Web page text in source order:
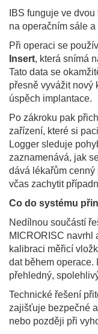
IBS funguje ve
na operačním sále
Při operaci se
Insert, která snímá
Tato data se
přesně vyvážit nový
úspěch implantace.
Po zákroku pak
zařízení, které si
Logger sleduje
zaznamenává, jak
dává lékařům
včas zachytit
Co do systému
Nedílnou součástí
MICRORISC navrhl
kalibraci měřicí
dat během operace.
přehledný,
Technické řešení
zajišťuje bezpečné
nebo později při